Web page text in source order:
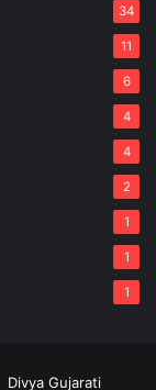
34
11
6
4
4
2
1
1
1
Divya Gujarati